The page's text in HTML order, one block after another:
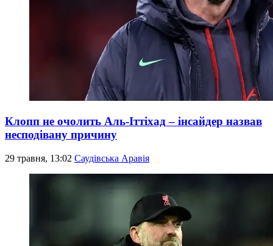
Клопп не очолить Аль-Іттіхад – інсайдер назвав
несподівану причину
29 травня, 13:02 Саудівська Аравія